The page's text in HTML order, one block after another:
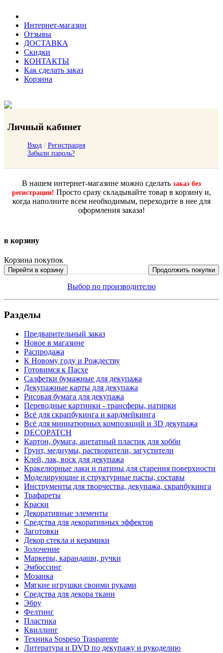
Интернет-магазин
Отзывы
ДОСТАВКА
Скидки
КОНТАКТЫ
Как сделать заказ
Корзина
Личный кабинет
Вход / Регистрация
Забыли пароль?
В нашем интернет-магазине можно сделать заказ без
регистрации! Просто сразу складывайте товар в корзину и,
когда наполните всем необходимым, переходите в нее для
оформления заказа!
в корзину
Корзина покупок
Перейти в корзину Продолжить покупки
Выбор по производителю
Разделы
Предварительный заказ
Новое в магазине
Распродажа
К Новому году и Рождеству
Готовимся к Пасхе
Салфетки бумажные для декупажа
Декупажные карты для декупажа
Рисовая бумага для декупажа
Переводные картинки - трансферы, натирки
Всё для скрапбукинга и кардмейкинга
Всё для миниатюрных композиций и 3D декупажа
DECOPATCH
Картон, бумага, ацетатный пластик для хобби
Грунт, медиумы, растворители, загустители
Клей, лак, воск для декупажа
Кракелюрные лаки и патины для старения поверхности
Моделирующие и структурные пасты, составы
Инструменты для творчества, декупажа, скрапбукинга
Трафареты
Краски
Декоративные элементы
Средства для декоративных эффектов
Заготовки
Декор стекла и керамики
Золочение
Маркеры, карандаши, ручки
Эмбоссинг
Мозаика
Мягкие игрушки своими руками
Средства для декора ткани
Эбру
Фелтинг
Пластика
Квиллинг
Техника Sospeso Trasparente
Литература и DVD по декупажу и рукоделию